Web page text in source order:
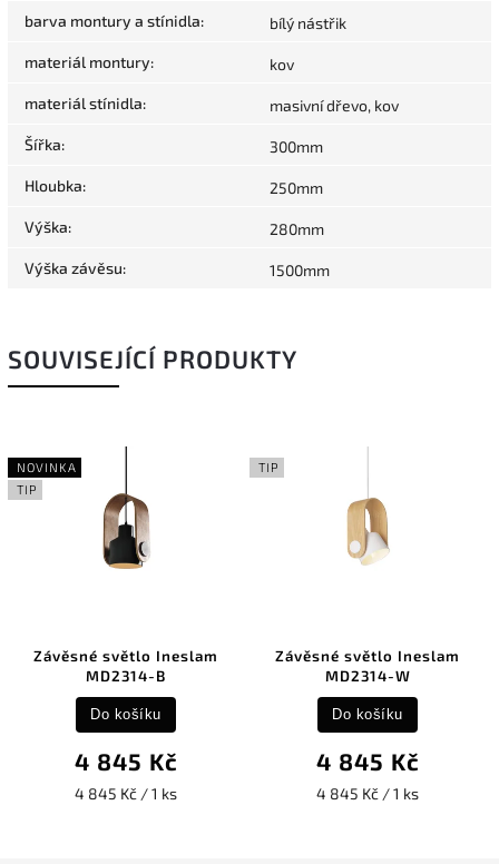
barva montury a stínidla: bílý nástřik
materiál montury: kov
materiál stínidla: masivní dřevo, kov
Šířka: 300mm
Hloubka: 250mm
Výška: 280mm
Výška závěsu: 1500mm
SOUVISEJÍCÍ PRODUKTY
NOVINKA
TIP
Závěsné světlo Ineslam
MD2314-B
4 845 Kč
4 845 Kč / 1 ks
Do košíku
TIP
Závěsné světlo Ineslam
MD2314-W
4 845 Kč
4 845 Kč / 1 ks
Do košíku